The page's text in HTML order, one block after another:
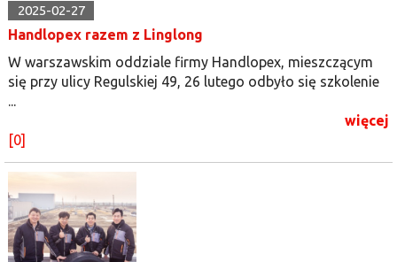
2025-02-27
Handlopex razem z Linglong
W warszawskim oddziale firmy Handlopex, mieszczącym
się przy ulicy Regulskiej 49, 26 lutego odbyło się szkolenie
...
więcej
[0]